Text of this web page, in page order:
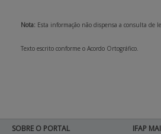
Nota: Esta informação não dispensa a consulta de
Texto escrito conforme o Acordo Ortográfico.
SOBRE O PORTAL
IFAP